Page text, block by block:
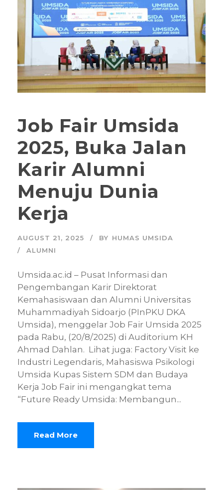
Job Fair Umsida
2025, Buka Jalan
Karir Alumni
Menuju Dunia
Kerja
AUGUST 21, 2025 BY HUMAS UMSIDA
ALUMNI
Umsida.ac.id – Pusat Informasi dan
Pengembangan Karir Direktorat
Kemahasiswaan dan Alumni Universitas
Muhammadiyah Sidoarjo (PInPKU DKA
Umsida), menggelar Job Fair Umsida 2025
pada Rabu, (20/8/2025) di Auditorium KH
Ahmad Dahlan. Lihat juga: Factory Visit ke
Industri Legendaris, Mahasiswa Psikologi
Umsida Kupas Sistem SDM dan Budaya
Kerja Job Fair ini mengangkat tema
“Future Ready Umsida: Membangun...
Read More